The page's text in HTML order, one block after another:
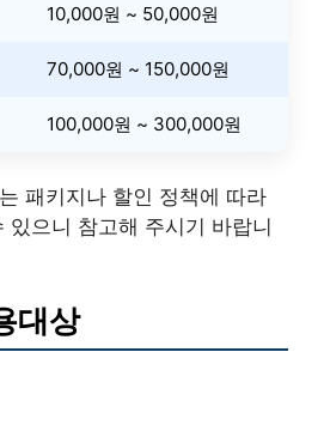
10,000원 ~ 50,000원
70,000원 ~ 150,000원
100,000원 ~ 300,000원
패키지나 할인 정책에 따라
있으니 참고해 주시기 바랍니
대상